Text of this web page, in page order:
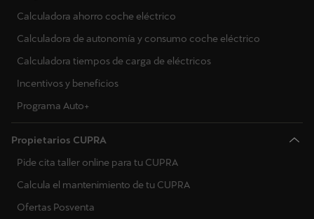
Calculadora ahorro coche eléctrico
Calculadora de autonomía y consumo coche eléctrico
Calculadora tiempos de carga de eléctricos
Incentivos y beneficios
Programa Auto+
Propietarios CUPRA
Pide cita taller online para tu CUPRA
Calcula el mantenimiento de tu CUPRA
Ofertas Posventa